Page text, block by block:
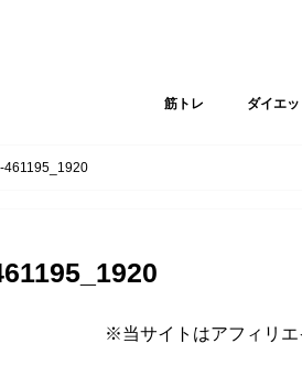
筋トレ ダイエ
461195_1920
※当サイトはアフィリ